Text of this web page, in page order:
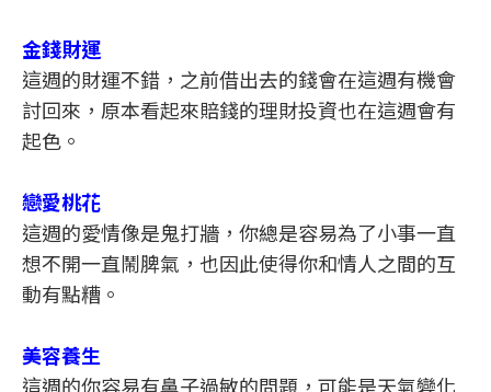
金錢財運
這週的財運不錯，之前借出去的錢會在這週有機會
討回來，原本看起來賠錢的理財投資也在這週會有
起色。
戀愛桃花
這週的愛情像是鬼打牆，你總是容易為了小事一直
想不開一直鬧脾氣，也因此使得你和情人之間的互
動有點糟。
美容養生
這週的你容易有鼻子過敏的問題，可能是天氣變化